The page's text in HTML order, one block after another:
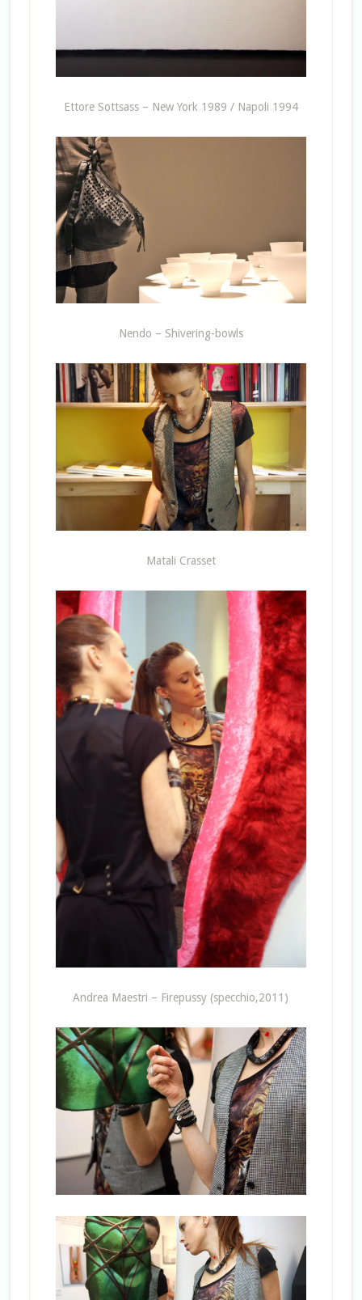
Ettore Sottsass – New York 1989 / Napoli 1994
Nendo – Shivering-bowls
Matali Crasset
Andrea Maestri – Firepussy (specchio,2011)